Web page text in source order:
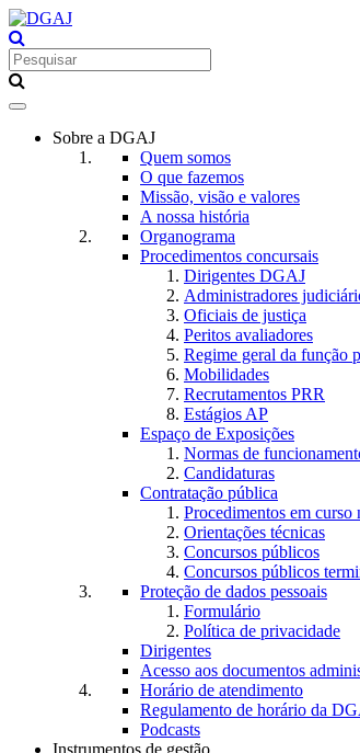
Toggle
navigationSobre a DGAJ
Quem somos
O que fazemos
Missão, visão e valores
A nossa história
Organograma
Procedimentos concursais
Dirigentes DGAJ
Administradores
Oficiais de justiça
Peritos avaliadores
Regime geral da função
Mobilidades
Recrutamentos PRR
Estágios AP
Espaço de Exposições
Normas de
Candidaturas
Contratação pública
Procedimentos em
Orientações técnicas
Concursos públicos
Concursos públicos
Proteção de dados pessoais
Formulário
Política de privacidade
Dirigentes
Acesso aos documentos
Horário de atendimento
Regulamento de horário da
Podcasts
Instrumentos de gestão